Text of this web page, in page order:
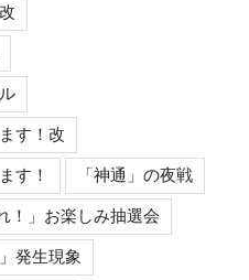
す！改
す！ 「神通」の夜戦
！」お楽しみ抽選会
発生現象